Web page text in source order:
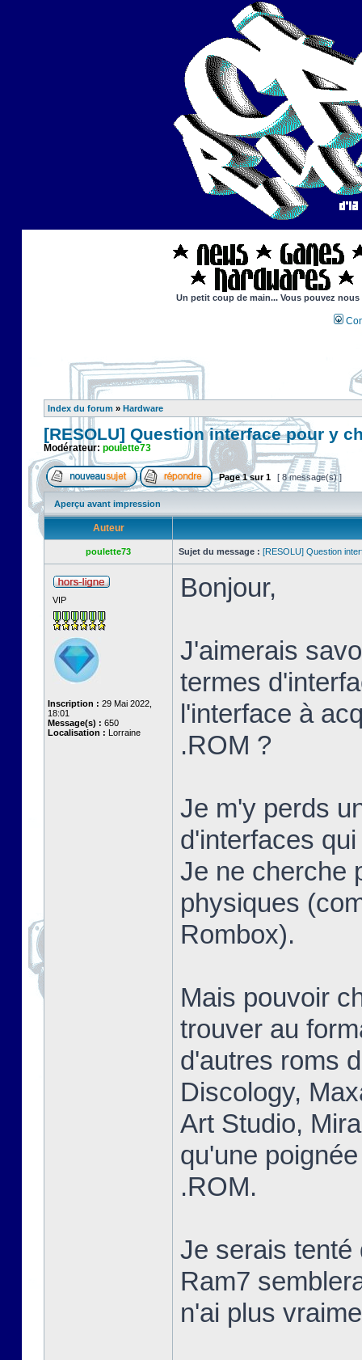
Un petit coup de main... Vous pouvez
Index du forum » Hardware
[RESOLU] Question interface pour y
Modérateur: poulette73
Page1sur1 [ 8 message(s) ]
Aperçu avant impression
Auteur
poulette73 Sujet du message : [RESOLU] Question
VIP
Inscription : 29 Mai 2022,
18:01
Message(s) : 650
Localisation : Lorraine
Bonjour,
J'aimerais
termes
l'interface à
.ROM ?
Je m'y perds
d'interfaces
Je ne cherche
physiques
Rombox).
Mais pouvoir
trouver au
d'autres roms
Discology,
Art Studio,
qu'une
.ROM.
Je serais tenté
Ram7
n'ai plus